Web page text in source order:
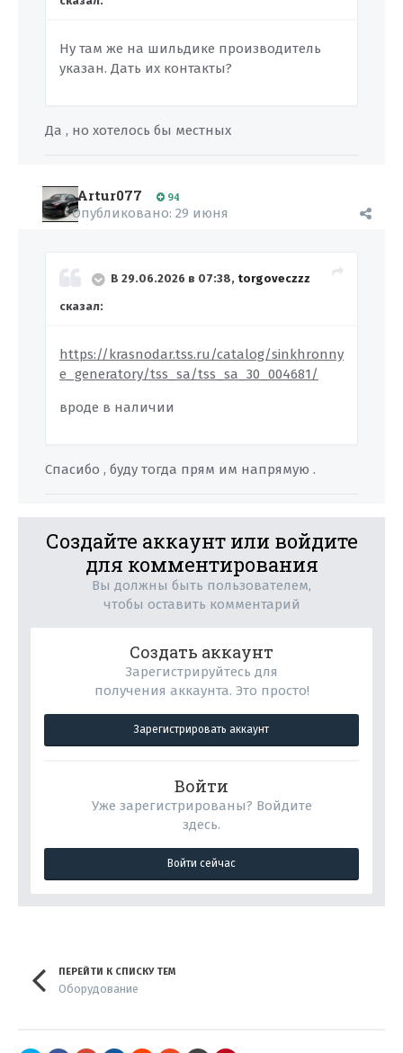
Ну там же на шильдике производитель
указан. Дать их контакты?
Да , но хотелось бы местных
Artur077 94
Опубликовано: 29 июня
В 29.06.2026 в 07:38, torgoveczzz
сказал:
https://krasnodar.tss.ru/catalog/sinkhronny
e_generatory/tss_sa/tss_sa_30_004681/
вроде в наличии
Спасибо , буду тогда прям им напрямую .
Создайте аккаунт или войдите
для комментирования
Вы должны быть пользователем,
чтобы оставить комментарий
Создать аккаунт
Зарегистрируйтесь для
получения аккаунта. Это просто!
Зарегистрировать аккаунт
Войти
Уже зарегистрированы? Войдите
здесь.
Войти сейчас
ПЕРЕЙТИ К СПИСКУ ТЕМ
Оборудование